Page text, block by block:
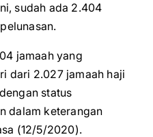
sudah ada 2.404
jamaah yang
dari 2.027 jamaah haji
status
dalam keterangan
(12/5/2020).